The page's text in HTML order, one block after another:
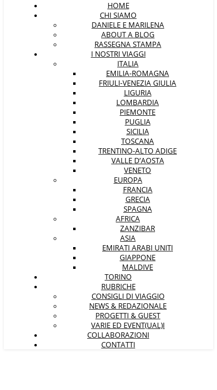
HOME
CHI SIAMO
DANIELE E MARILENA
ABOUT A BLOG
RASSEGNA STAMPA
I NOSTRI VIAGGI
ITALIA
EMILIA-ROMAGNA
FRIULI-VENEZIA GIULIA
LIGURIA
LOMBARDIA
PIEMONTE
PUGLIA
SICILIA
TOSCANA
TRENTINO-ALTO ADIGE
VALLE D’AOSTA
VENETO
EUROPA
FRANCIA
GRECIA
SPAGNA
AFRICA
ZANZIBAR
ASIA
EMIRATI ARABI UNITI
GIAPPONE
MALDIVE
TORINO
RUBRICHE
CONSIGLI DI VIAGGIO
NEWS & REDAZIONALE
PROGETTI & GUEST
VARIE ED EVENT(UAL)I
COLLABORAZIONI
CONTATTI